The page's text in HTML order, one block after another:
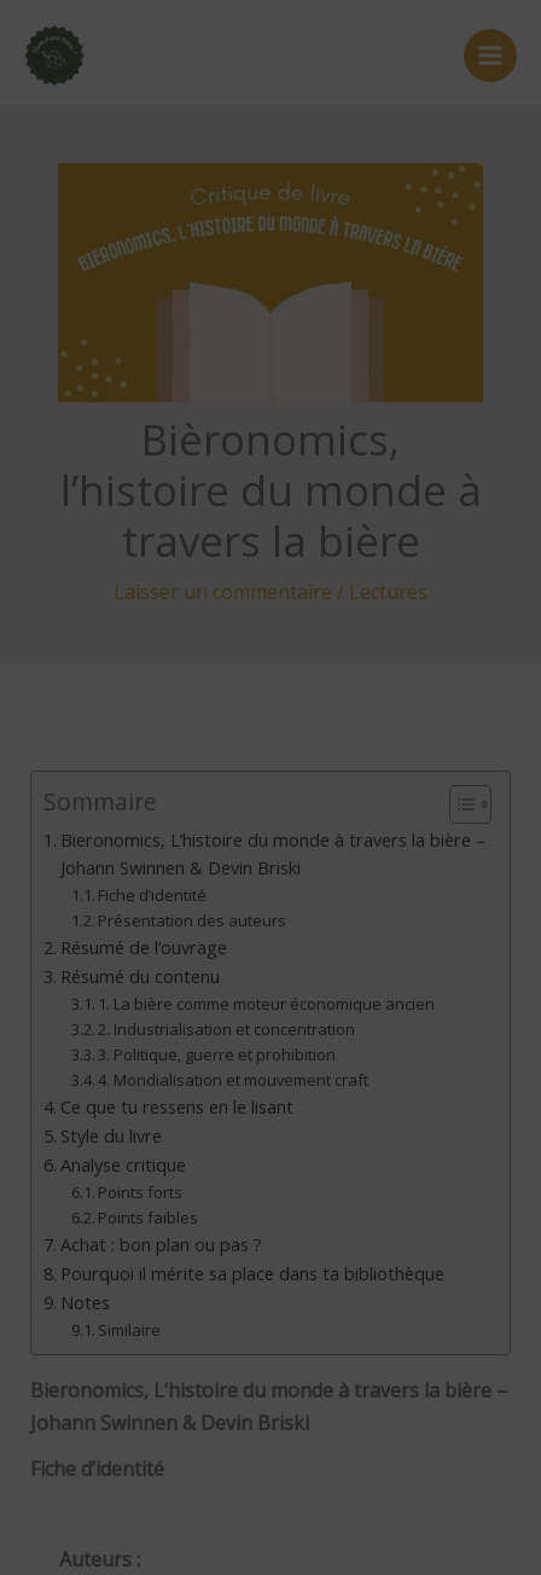
contenu
Bièronomics,
l’histoire du monde à
travers la bière
Laisser un commentaire / Lectures
Sommaire
Bieronomics, L’histoire du monde à travers la bière –
Johann Swinnen & Devin Briski
Fiche d’identité
Présentation des auteurs
Résumé de l’ouvrage
Résumé du contenu
1. La bière comme moteur économique ancien
2. Industrialisation et concentration
3. Politique, guerre et prohibition
4. Mondialisation et mouvement craft
Ce que tu ressens en le lisant
Style du livre
Analyse critique
Points forts
Points faibles
Achat : bon plan ou pas ?
Pourquoi il mérite sa place dans ta bibliothèque
Notes
Similaire
Bieronomics, L’histoire du monde à travers la bière –
Johann Swinnen & Devin Briski
Fiche d’identité
Auteurs :